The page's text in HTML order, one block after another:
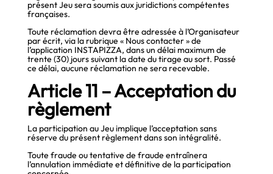
présent Jeu sera soumis aux juridictions compétentes
françaises.
Toute réclamation devra être adressée à l’Organisateur
par écrit, via la rubrique « Nous contacter » de
l’application INSTAPIZZA, dans un délai maximum de
trente (30) jours suivant la date du tirage au sort. Passé
ce délai, aucune réclamation ne sera recevable.
Article 11 – Acceptation du
règlement
La participation au Jeu implique l’acceptation sans
réserve du présent règlement dans son intégralité.
Toute fraude ou tentative de fraude entraînera
l’annulation immédiate et définitive de la participation